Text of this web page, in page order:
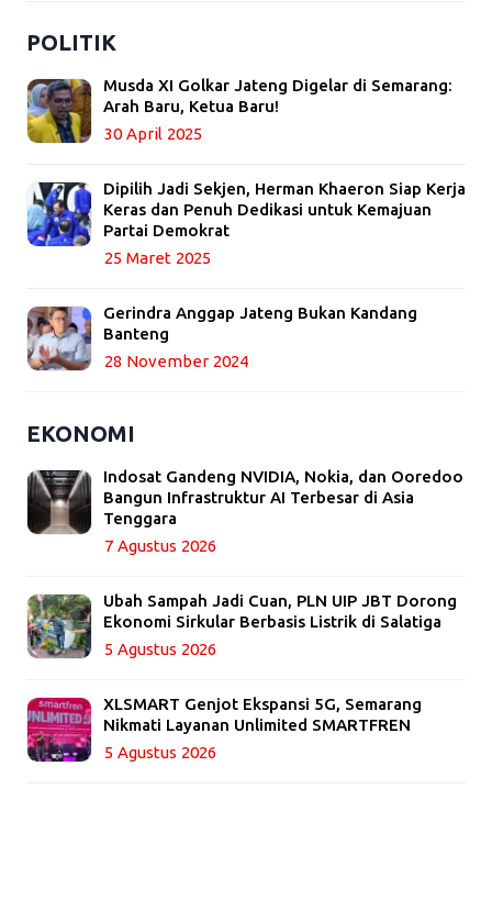
POLITIK
Musda XI Golkar Jateng Digelar di Semarang:
Arah Baru, Ketua Baru!
30 April 2025
Dipilih Jadi Sekjen, Herman Khaeron Siap Kerja
Keras dan Penuh Dedikasi untuk Kemajuan
Partai Demokrat
25 Maret 2025
Gerindra Anggap Jateng Bukan Kandang
Banteng
28 November 2024
EKONOMI
Indosat Gandeng NVIDIA, Nokia, dan Ooredoo
Bangun Infrastruktur AI Terbesar di Asia
Tenggara
7 Agustus 2026
Ubah Sampah Jadi Cuan, PLN UIP JBT Dorong
Ekonomi Sirkular Berbasis Listrik di Salatiga
5 Agustus 2026
XLSMART Genjot Ekspansi 5G, Semarang
Nikmati Layanan Unlimited SMARTFREN
5 Agustus 2026